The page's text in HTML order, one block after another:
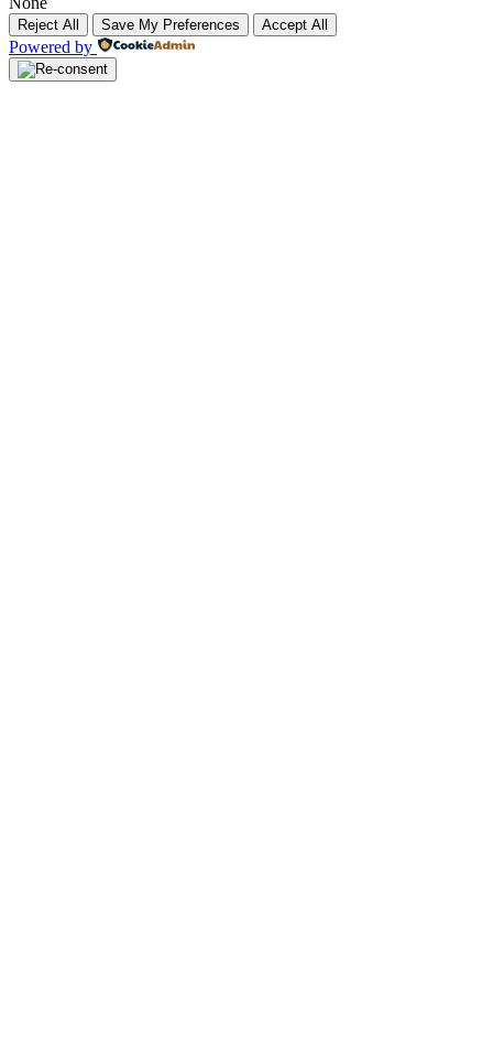
Reject All Save My Preferences Accept All
Powered by